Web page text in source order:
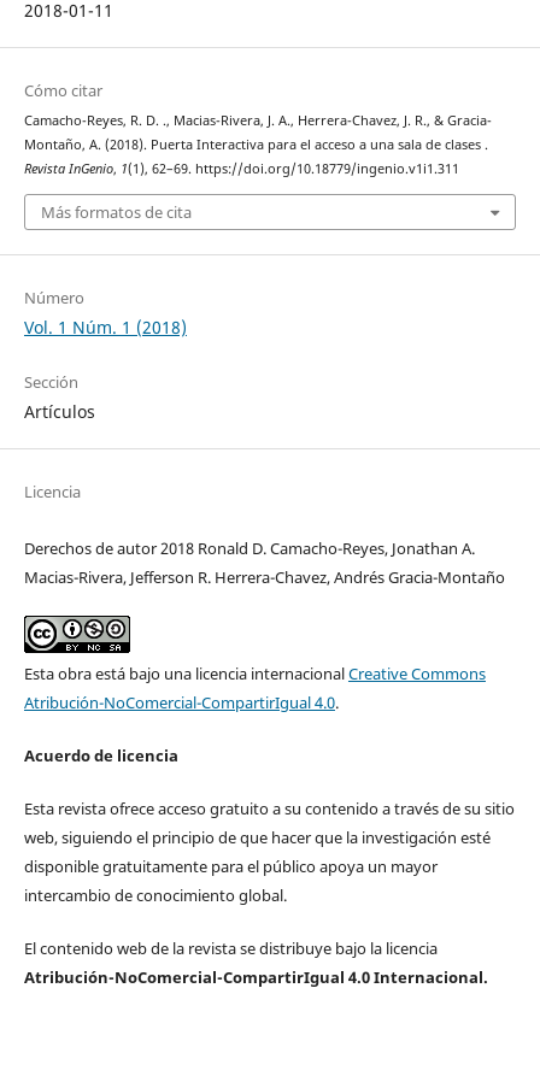
2018-01-11
Cómo citar
Camacho-Reyes, R. D. ., Macias-Rivera, J. A., Herrera-Chavez, J. R., & Gracia-
Montaño, A. (2018). Puerta Interactiva para el acceso a una sala de clases .
Revista InGenio, 1(1), 62–69. https://doi.org/10.18779/ingenio.v1i1.311
Más formatos de cita
Número
Vol. 1 Núm. 1 (2018)
Sección
Artículos
Licencia
Derechos de autor 2018 Ronald D. Camacho-Reyes, Jonathan A.
Macias-Rivera, Jefferson R. Herrera-Chavez, Andrés Gracia-Montaño
Esta obra está bajo una licencia internacionalCreative Commons
Atribución-NoComercial-CompartirIgual 4.0.
Acuerdo de licencia
Esta revista ofrece acceso gratuito a su contenido a través de su sitio
web, siguiendo el principio de que hacer que la investigación esté
disponible gratuitamente para el público apoya un mayor
intercambio de conocimiento global.
El contenido web de la revista se distribuye bajo la licencia
Atribución-NoComercial-CompartirIgual 4.0 Internacional.